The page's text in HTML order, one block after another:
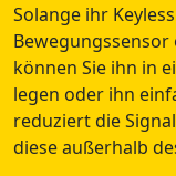
Solange ihr
können Sie ihn in
legen oder ihn
reduziert die
diese außerhalb